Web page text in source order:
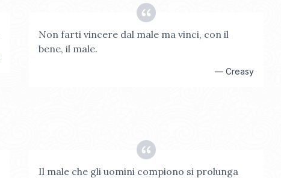
Non farti vincere dal male ma vinci, con il
bene, il male.
— Creasy
Il male che gli uomini compiono si prolunga